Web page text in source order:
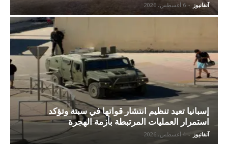
آنفانيوز - 6 أغسطس، 2026
إسبانيا تعيد تنظيم انتشار قواتها في سبتة وتؤكد
استمرار العمليات المرتبطة بأزمة الهجرة
آنفانيوز - 4 أغسطس، 2026